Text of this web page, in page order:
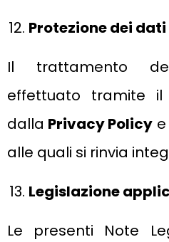
Protezione dei
Il trattamento
effettuato tramite
dalla Privacy Policy
alle quali si rinvia
Legislazione
Le presenti Note